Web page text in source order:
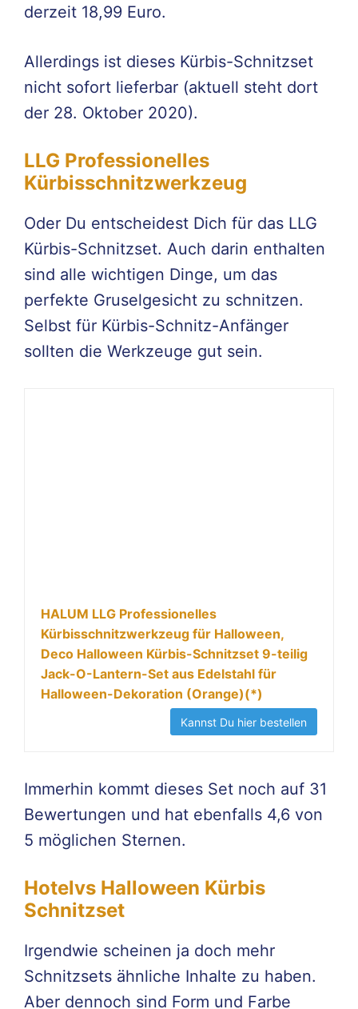
derzeit 18,99 Euro.
Allerdings ist dieses Kürbis-Schnitzset
nicht sofort lieferbar (aktuell steht dort
der 28. Oktober 2020).
LLG Professionelles
Kürbisschnitzwerkzeug
Oder Du entscheidest Dich für das LLG
Kürbis-Schnitzset. Auch darin enthalten
sind alle wichtigen Dinge, um das
perfekte Gruselgesicht zu schnitzen.
Selbst für Kürbis-Schnitz-Anfänger
sollten die Werkzeuge gut sein.
HALUM LLG Professionelles
Kürbisschnitzwerkzeug für Halloween,
Deco Halloween Kürbis-Schnitzset 9-teilig
Jack-O-Lantern-Set aus Edelstahl für
Halloween-Dekoration (Orange)(*)
Kannst Du hier bestellen
Immerhin kommt dieses Set noch auf 31
Bewertungen und hat ebenfalls 4,6 von
5 möglichen Sternen.
Hotelvs Halloween Kürbis
Schnitzset
Irgendwie scheinen ja doch mehr
Schnitzsets ähnliche Inhalte zu haben.
Aber dennoch sind Form und Farbe